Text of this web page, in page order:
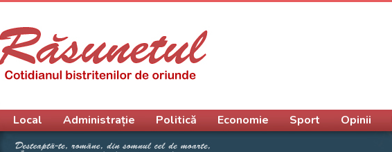
Local Administrație Politică Economie Sport Opinii